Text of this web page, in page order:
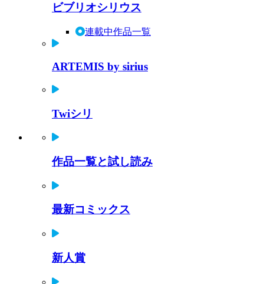
ビブリオシリウス
連載中作品一覧
ARTEMIS by sirius
Twiシリ
作品一覧と試し読み
最新コミックス
新人賞